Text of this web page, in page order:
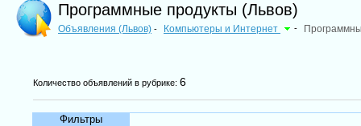
Программные продукты (Львов)
Объявления (Львов) - Компьютеры и Интернет -
Количество объявлений в рубрике: 6
Фильтры